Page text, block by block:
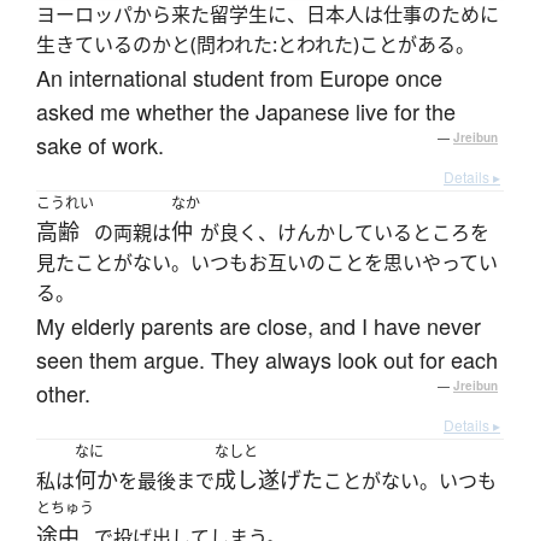
ヨーロッパから来た留学生に、日本人は仕事のために
生きているのかと(問われた:とわれた)ことがある。
An international student from Europe once
asked me whether the Japanese live for the
sake of work.
— Jreibun
Details ▸
こうれい
高齢 の両親は
なか
仲 が良く、けんかしているところを
見たことがない。いつもお互いのことを思いやってい
る。
My elderly parents are close, and I have never
seen them argue. They always look out for each
other.
— Jreibun
Details ▸
私は
なに
何かを最後まで
なしと
成し遂げたことがない。いつも
とちゅう